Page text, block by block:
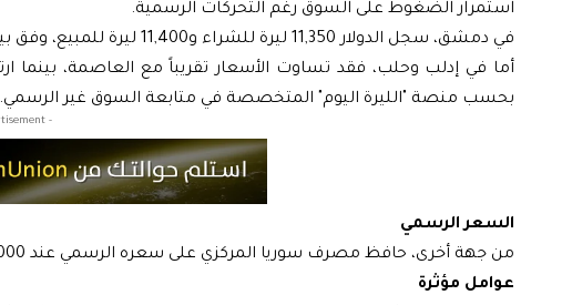
استمرار الضغوط على السوق رغم التحركات الرسمية.
في دمشق، سجل الدولار 11,350 ليرة للشراء و11,400 ليرة للمبيع، وفق بيانات السوق التي رصدها موقع "بزنس2بزنس".
بحسب منصة "الليرة اليوم" المتخصصة في متابعة السوق غير الرسمي.
- Advertisement -
السعر الرسمي
من جهة أخرى، حافظ مصرف سوريا المركزي على سعره الرسمي عند 11,000 ليرة للشراء و11,110 ليرة للمبيع، دون تغيير يُذكر في نشرته اليومية.
عوامل مؤثرة